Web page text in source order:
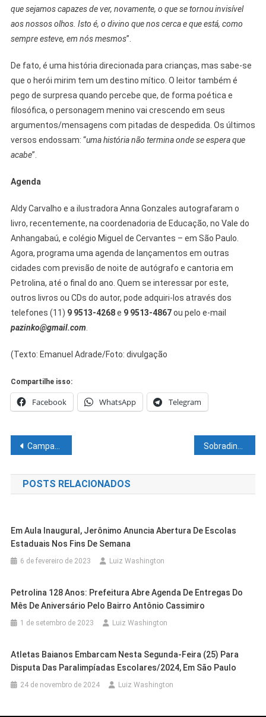
que sejamos capazes de ver, novamente, o que se tornou invisível
aos nossos olhos. Isto é, o divino que nos cerca e que está, como
sempre esteve, em nós mesmos”.
De fato, é uma história direcionada para crianças, mas sabe-se
que o herói mirim tem um destino mítico. O leitor também é
pego de surpresa quando percebe que, de forma poética e
filosófica, o personagem menino vai crescendo em seus
argumentos/mensagens com pitadas de despedida. Os últimos
versos endossam: “uma história não termina onde se espera que
acabe”.
Agenda
Aldy Carvalho e a ilustradora Anna Gonzales autografaram o
livro, recentemente, na coordenadoria de Educação, no Vale do
Anhangabaú, e colégio Miguel de Cervantes – em São Paulo.
Agora, programa uma agenda de lançamentos em outras
cidades com previsão de noite de autógrafo e cantoria em
Petrolina, até o final do ano. Quem se interessar por este,
outros livros ou CDs do autor, pode adquiri-los através dos
telefones (11) 9 9513-4268e 9 9513-4867ou pelo e-mail
pazinko@gmail.com.
(Texto: Emanuel Adrade/Foto: divulgação
Compartilhe isso:
Facebook WhatsApp Telegram
Navegação
de
Post
Campanha Junho Verde marca ações da Educação Ambiental na rede estadual Sobradinho: Mais de 200 pessoas encaminhadas pela Secretaria Municipal de Saúde foram atendidas na Feira Saúde Mais Perto
POSTS RELACIONADOS
Em Aula Inaugural, Jerônimo Anuncia Abertura De Escolas
Estaduais Nos Fins De Semana
6 de fevereiro de 2023 Luiz Washington
Petrolina 128 Anos: Prefeitura Abre Agenda De Entregas Do
Mês De Aniversário Pelo Bairro Antônio Cassimiro
1 de setembro de 2023 Luiz Washington
Atletas Baianos Embarcam Nesta Segunda-Feira (25) Para
Disputa Das Paralimpíadas Escolares/2024, Em São Paulo
24 de novembro de 2024 Luiz Washington
NEAM De Casa Nova Entra Em Fase
Cidades Outras Cidades
Exame Toxicológico Passa A Ser
Cidades Outras Cidades